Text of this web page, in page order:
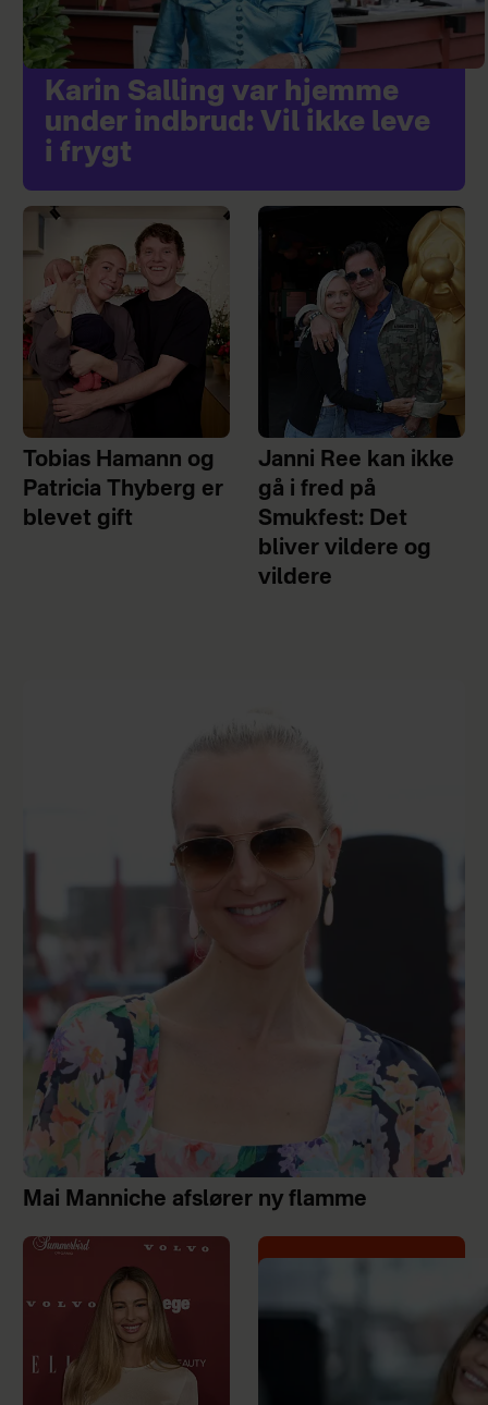
Karin Salling var hjemme
under indbrud: Vil ikke leve
i frygt
Tobias Hamann og
Patricia Thyberg er
blevet gift
Janni Ree kan ikke
gå i fred på
Smukfest: Det
bliver vildere og
vildere
Mai Manniche afslører ny flamme